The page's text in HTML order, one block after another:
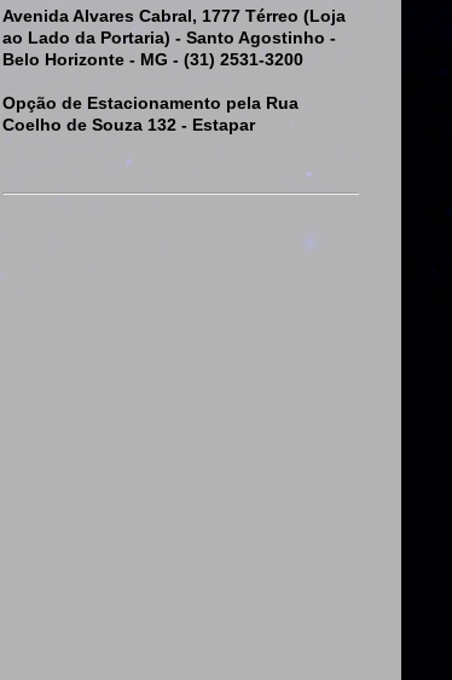
Avenida Alvares Cabral, 1777 Térreo (Loja
ao Lado da Portaria) - Santo Agostinho -
Belo Horizonte - MG - (31) 2531-3200
Opção de Estacionamento pela Rua
Coelho de Souza 132 - Estapar